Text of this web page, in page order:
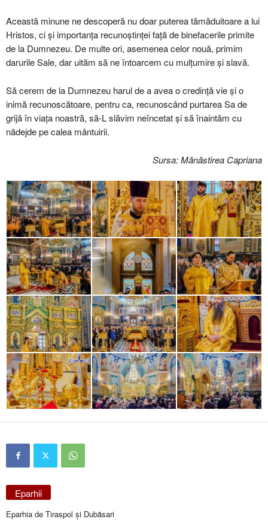
Această minune ne descoperă nu doar puterea tămăduitoare a lui
Hristos, ci și importanța recunoștinței față de binefacerile primite
de la Dumnezeu. De multe ori, asemenea celor nouă, primim
darurile Sale, dar uităm să ne întoarcem cu mulțumire și slavă.
Să cerem de la Dumnezeu harul de a avea o credință vie și o
inimă recunoscătoare, pentru ca, recunoscând purtarea Sa de
grijă în viața noastră, să-L slăvim neîncetat și să înaintăm cu
nădejde pe calea mântuirii.
Sursa: Mănăstirea Capriana
Eparhii
Eparhia de Tiraspol și Dubăsari